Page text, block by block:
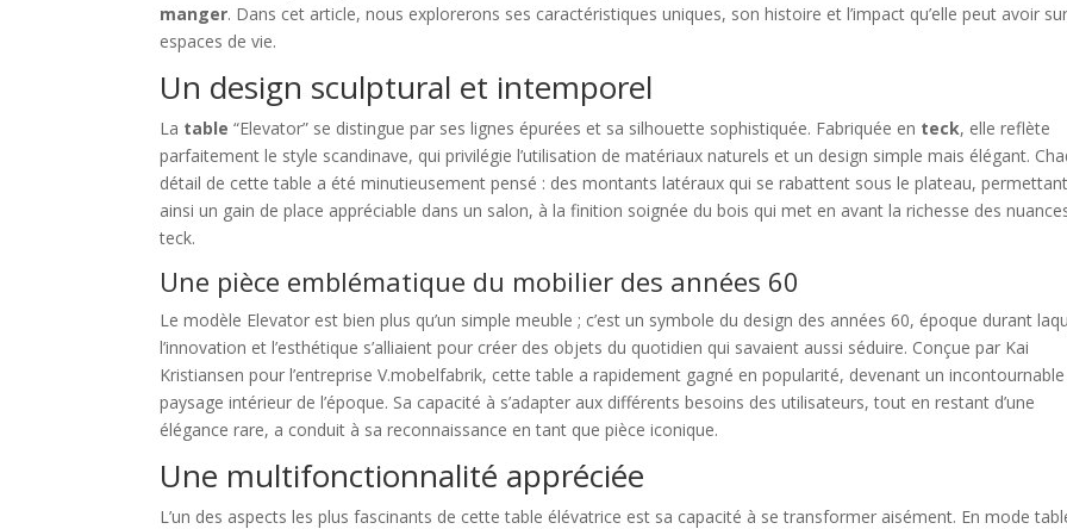
manger. Dans cet article, nous explorerons ses caractéristiques uniques, son histoire et l’impact qu’elle peut avoir
espaces de vie.
Un design sculptural et intemporel
La table “Elevator” se distingue par ses lignes épurées et sa silhouette sophistiquée. Fabriquée en teck, elle reflète
parfaitement le style scandinave, qui privilégie l’utilisation de matériaux naturels et un design simple mais élégant.
détail de cette table a été minutieusement pensé : des montants latéraux qui se rabattent sous le plateau, permettant
ainsi un gain de place appréciable dans un salon, à la finition soignée du bois qui met en avant la richesse des
teck.
Une pièce emblématique du mobilier des années 60
Le modèle Elevator est bien plus qu’un simple meuble ; c’est un symbole du design des années 60, époque durant
l’innovation et l’esthétique s’alliaient pour créer des objets du quotidien qui savaient aussi séduire. Conçue par Kai
Kristiansen pour l’entreprise V.mobelfabrik, cette table a rapidement gagné en popularité, devenant un
paysage intérieur de l’époque. Sa capacité à s’adapter aux différents besoins des utilisateurs, tout en restant d’une
élégance rare, a conduit à sa reconnaissance en tant que pièce iconique.
Une multifonctionnalité appréciée
L’un des aspects les plus fascinants de cette table élévatrice est sa capacité à se transformer aisément. En mode